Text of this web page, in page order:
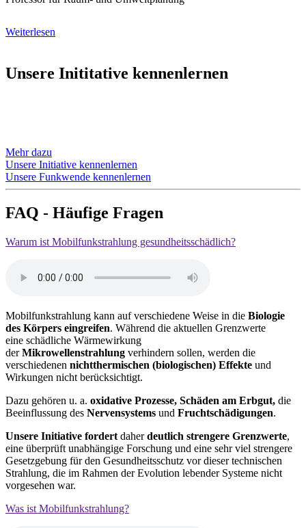
Weiterlesen
Unsere Inititative kennenlernen
Mehr dazu
Unsere Initiative kennenlernen
Unsere Funkwende kennenlernen
FAQ - Häufige Fragen
Warum ist Mobilfunkstrahlung gesundheitsschädlich?
Mobilfunkstrahlung kann auf verschiedene Weise in die Biologie
des Körpers eingreifen. Während die aktuellen Grenzwerte
eine schädliche Wärmewirkung
der Mikrowellenstrahlung verhindern sollen, werden die
verschiedenen nichtthermischen (biologischen) Effekte und
Wirkungen nicht berücksichtigt.
Dazu gehören u. a. oxidative Prozesse, Schäden am Erbgut, die
Beeinflussung des Nervensystems und Fruchtschädigungen.
Unsere Initiative fordert daher deutlich strengere Grenzwerte,
eine überprüft unabhängige Forschung und eine sehr viel strengere
Gesetzgebung für den Gesundheitsschutz vor dieser technischen
Strahlung, die im Rahmen der Evolution lebender Systeme nicht
vorgesehen war.
Was ist Mobilfunkstrahlung?